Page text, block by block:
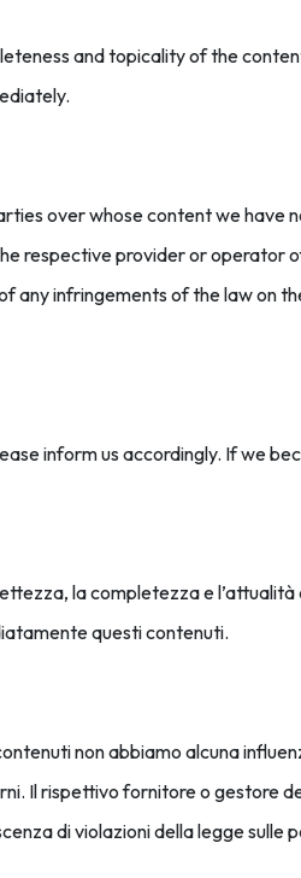
and topicality of the
over whose content we have
respective provider or operator
infringements of the law on
inform us accordingly. If we
la completezza e
questi contenuti.
non abbiamo alcuna
Il rispettivo fornitore o gestore
di violazioni della legge sulle